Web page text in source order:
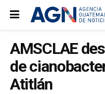
AMSCLAE
de
Atitlán